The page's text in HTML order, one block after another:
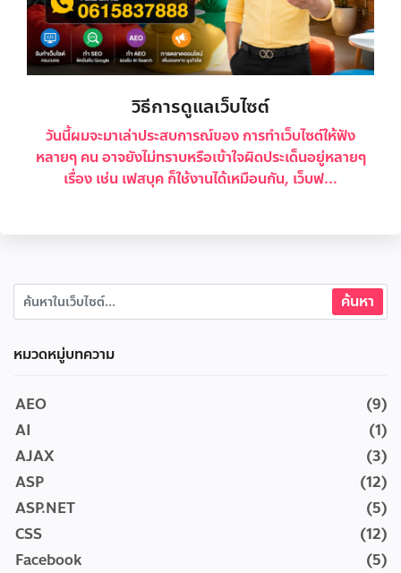
วิธีการดูแลเว็บไซต์
วันนี้ผมจะมาเล่าประสบการณ์ของ การทำเว็บไซต์ให้ฟัง
หลายๆ คน อาจยังไม่ทราบหรือเข้าใจผิดประเด็นอยู่หลายๆ
เรื่อง เช่น เฟสบุค ก็ใช้งานได้เหมือนกัน, เว็บฟ...
หมวดหมู่บทความ
AEO
(9)
AI
(1)
AJAX
(3)
ASP
(12)
ASP.NET
(5)
CSS
(12)
Facebook
(5)